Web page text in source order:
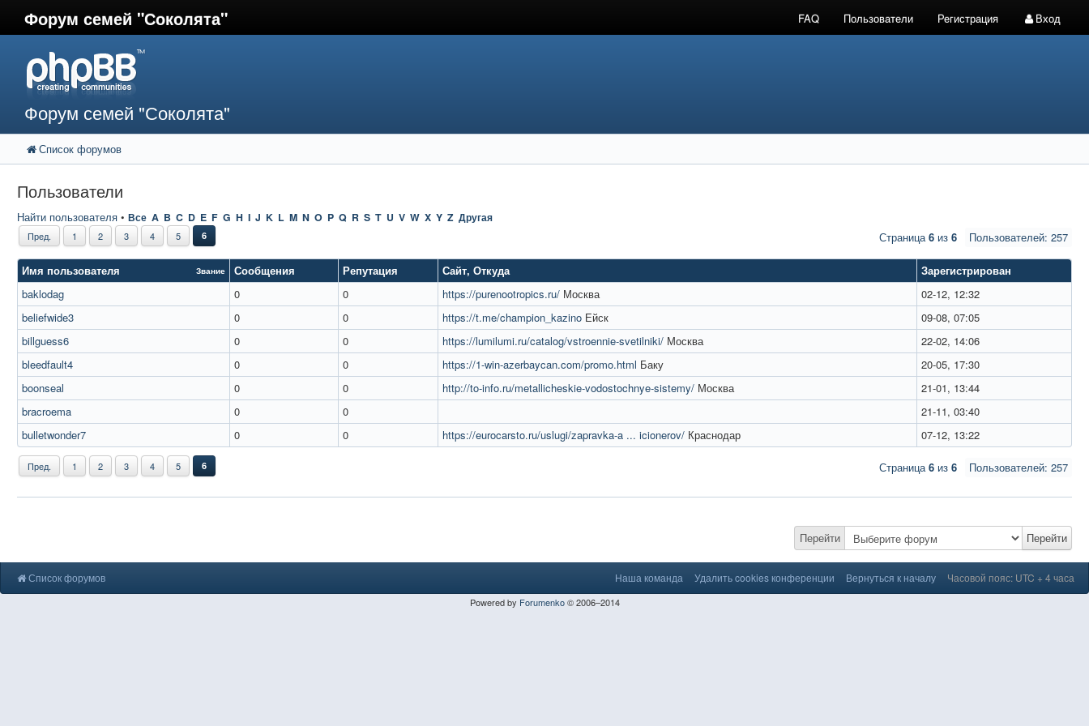
Форум семей "Соколята" FAQ Пользователи Регистрация Вход
Форум семей "Соколята"
Список форумов
Пользователи
Найти пользователя • Все A B C D E F G H I J K L M N O P Q R S T U V W X Y Z Другая
Пользователей: 257
Пред. 1 2 3 4 5 6 Страница6 из 6
Имя пользователя Звание Сообщения Репутация Сайт, Откуда
Зарегистрирован
baklodag
0 0 https://purenootropics.ru/ Москва
02-12, 12:32
beliefwide3
0 0 https://t.me/champion_kazino Ейск
09-08, 07:05
billguess6
0 0 https://lumilumi.ru/catalog/vstroennie-svetilniki/ Москва
22-02, 14:06
bleedfault4
0 0 https://1-win-azerbaycan.com/promo.html Баку
20-05, 17:30
boonseal
0 0 http://to-info.ru/metallicheskie-vodostochnye-sistemy/ Москва
21-01, 13:44
bracroema
0 0
21-11, 03:40
bulletwonder7
0 0 https://eurocarsto.ru/uslugi/zapravka-a ... icionerov/ Краснодар 07-12, 13:22
Пользователей: 257
Пред. 1 2 3 4 5 6 Страница6 из 6
Перейти Перейти
Список форумов Наша команда Удалить cookies конференции Вернуться к началу Часовой пояс: UTC + 4 часа
Powered by Forumenko© 2006–2014